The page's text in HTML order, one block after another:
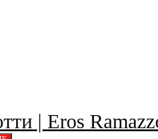
| Eros